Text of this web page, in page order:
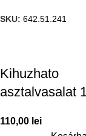
SKU: 642.51.241
Kihuzhato
asztalvasalat
110,00 lei